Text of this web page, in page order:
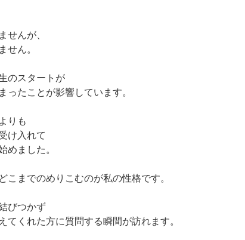
せんが、
せん。
のスタートが
ったことが影響しています。
りも
け入れて
めました。
こまでのめりこむのが私の性格です。
びつかず
てくれた方に質問する瞬間が訪れます。